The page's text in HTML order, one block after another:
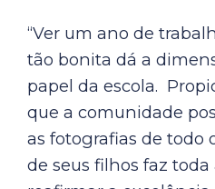
“Ver um ano de
tão bonita dá a
papel da escola.
que a comunidade
as fotografias de todo
de seus filhos faz